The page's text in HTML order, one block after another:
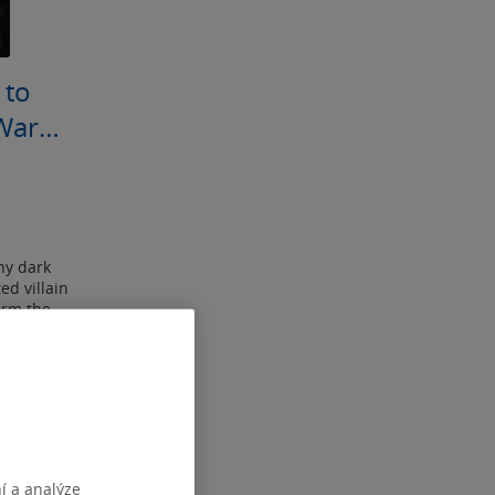
dark
villain
the
a analýze